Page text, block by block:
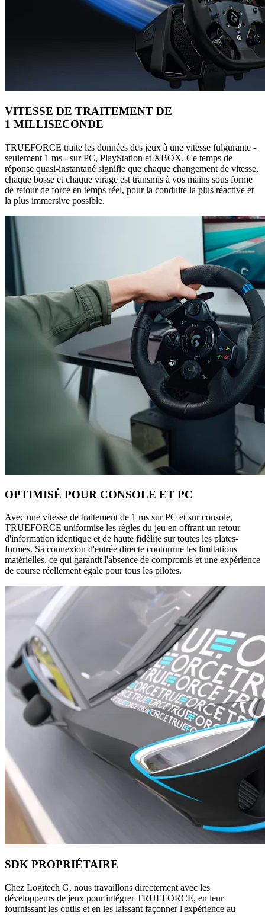
VITESSE DE TRAITEMENT DE
1 MILLISECONDE
TRUEFORCE traite les données des jeux à une vitesse fulgurante -
seulement 1 ms - sur PC, PlayStation et XBOX. Ce temps de
réponse quasi-instantané signifie que chaque changement de vitesse,
chaque bosse et chaque virage est transmis à vos mains sous forme
de retour de force en temps réel, pour la conduite la plus réactive et
la plus immersive possible.
OPTIMISÉ POUR CONSOLE ET PC
Avec une vitesse de traitement de 1 ms sur PC et sur console,
TRUEFORCE uniformise les règles du jeu en offrant un retour
d'information identique et de haute fidélité sur toutes les plates-
formes. Sa connexion d'entrée directe contourne les limitations
matérielles, ce qui garantit l'absence de compromis et une expérience
de course réellement égale pour tous les pilotes.
SDK PROPRIÉTAIRE
Chez Logitech G, nous travaillons directement avec les
développeurs de jeux pour intégrer TRUEFORCE, en leur
fournissant les outils et en les laissant façonner l'expérience au